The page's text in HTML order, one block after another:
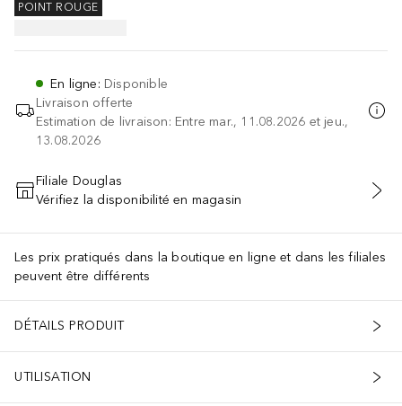
POINT ROUGE
En ligne: Disponible
Livraison offerte
Estimation de livraison: Entre mar., 11.08.2026 et jeu.,
13.08.2026
AJOUTER AU PANIER
Filiale Douglas
Vérifiez la disponibilité en magasin
Les prix pratiqués dans la boutique en ligne et dans les filiales
peuvent être différents
DÉTAILS PRODUIT
UTILISATION